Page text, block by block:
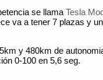
se llamaTesla
va a tener 7 plazas y
y 480km de
0-100 en 5,6 seg.